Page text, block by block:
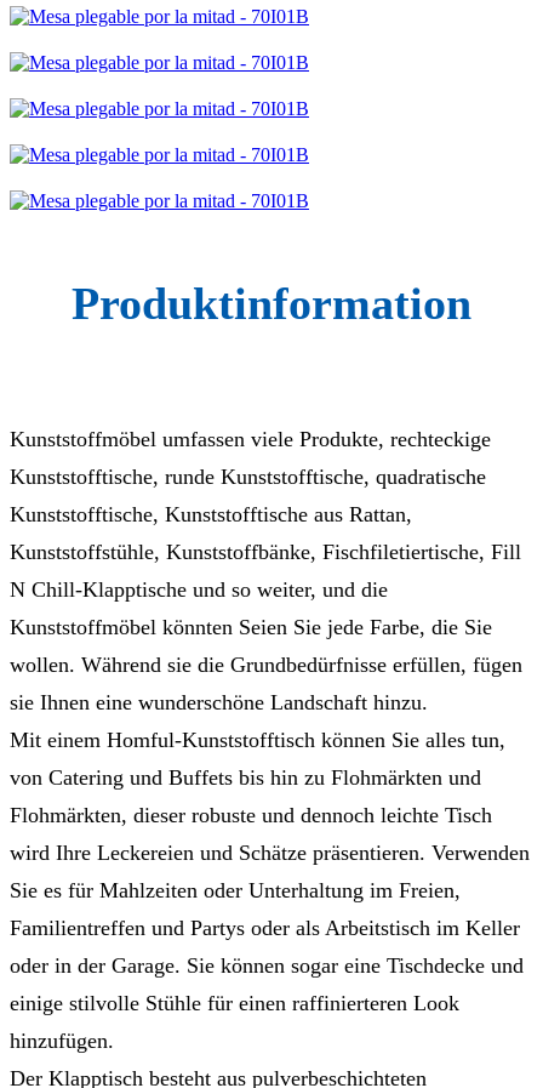
Produktinformation
Kunststoffmöbel umfassen viele Produkte, rechteckige
Kunststofftische, runde Kunststofftische, quadratische
Kunststofftische, Kunststofftische aus Rattan,
Kunststoffstühle, Kunststoffbänke, Fischfiletiertische, Fill
N Chill-Klapptische und so weiter, und die
Kunststoffmöbel könnten Seien Sie jede Farbe, die Sie
wollen. Während sie die Grundbedürfnisse erfüllen, fügen
sie Ihnen eine wunderschöne Landschaft hinzu.
Mit einem Homful-Kunststofftisch können Sie alles tun,
von Catering und Buffets bis hin zu Flohmärkten und
Flohmärkten, dieser robuste und dennoch leichte Tisch
wird Ihre Leckereien und Schätze präsentieren. Verwenden
Sie es für Mahlzeiten oder Unterhaltung im Freien,
Familientreffen und Partys oder als Arbeitstisch im Keller
oder in der Garage. Sie können sogar eine Tischdecke und
einige stilvolle Stühle für einen raffinierteren Look
hinzufügen.
Der Klapptisch besteht aus pulverbeschichteten